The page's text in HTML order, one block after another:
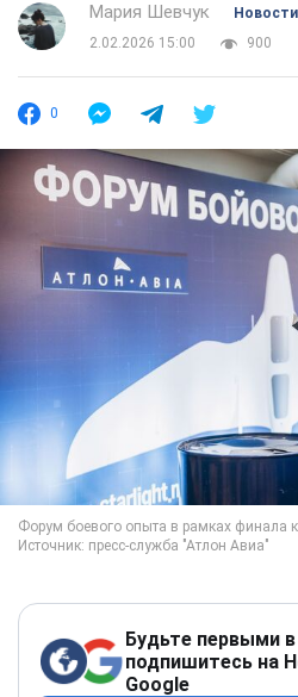
Мария Шевчук
2.02.2026 15:00
900
0
Будьте первыми в
подпишитесь на
Google